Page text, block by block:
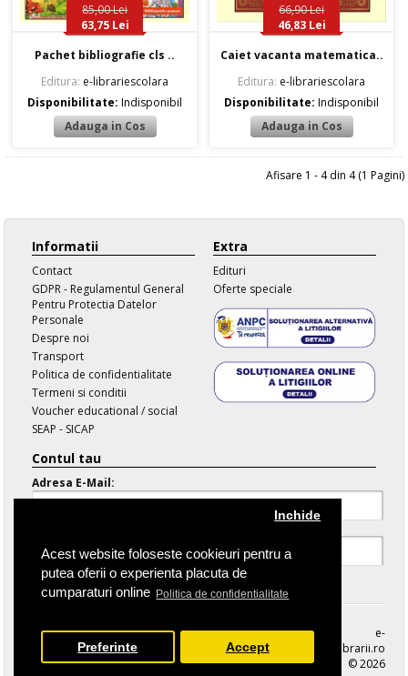
Acest website foloseste cookieuri pentru a
putea oferii o experienta placuta de
cumparaturi online Politica de confidentialitate
Inchide
Preferinte Accept
85,00 Lei
63,75 Lei
Pachet bibliografie cls ..
Editura: e-librariescolara
Disponibilitate:Indisponibil
66,90 Lei
46,83 Lei
Caiet vacanta matematica..
Editura: e-librariescolara
Disponibilitate:Indisponibil
Afisare 1 - 4 din 4 (1 Pagini)
Informatii
Contact
GDPR - Regulamentul General
Pentru Protectia Datelor
Personale
Despre noi
Transport
Politica de confidentialitate
Termeni si conditii
Voucher educational / social
SEAP - SICAP
Extra
Edituri
Oferte speciale
Contul tau
Adresa E-Mail:
Parola Uitata
e-
librarii.ro
© 2026